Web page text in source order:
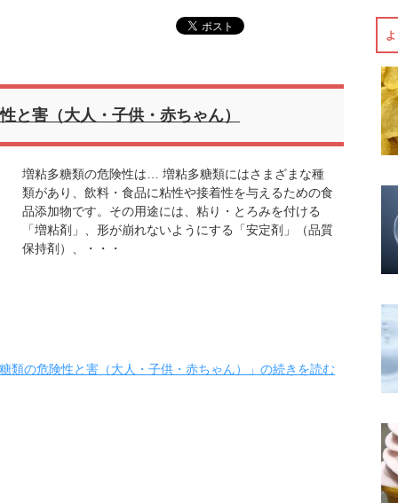
と害（大人・子供・赤ちゃん）
増粘多糖類の危険性は… 増粘多糖類にはさまざまな種
類があり、飲料・食品に粘性や接着性を与えるための食
品添加物です。その用途には、粘り・とろみを付ける
「増粘剤」、形が崩れないようにする「安定剤」（品質
保持剤）、・・・
類の危険性と害（大人・子供・赤ちゃん）」の続きを読む